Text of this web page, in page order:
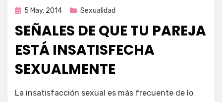
Publicada
5 May, 2014 Sexualidad
SEÑALES DE QUE TU PAREJA
ESTÁ INSATISFECHA
SEXUALMENTE
por Enrique
La insatisfacción sexual es más frecuente de lo